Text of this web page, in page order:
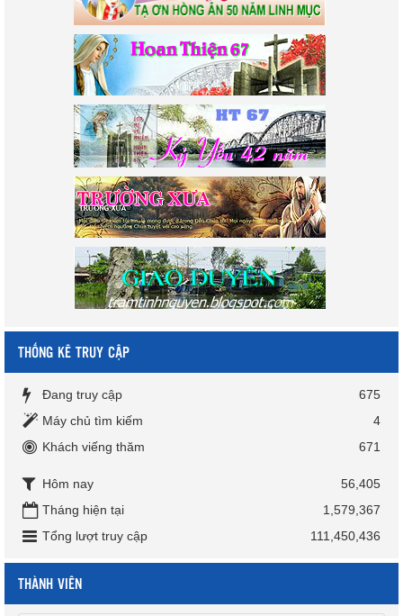
THỐNG KÊ TRUY CẬP
Đang truy cập
675
Máy chủ tìm kiếm
4
Khách viếng thăm
671
Hôm nay
56,405
Tháng hiện tại
1,579,367
Tổng lượt truy cập
111,450,436
THÀNH VIÊN